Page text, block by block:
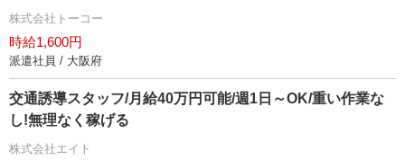
株式会社トーコー
時給1,600円
派遣社員 / 大阪府
交通誘導スタッフ/月給40万円可能/週1日～OK/重い作業な
し!無理なく稼げる
株式会社エイト